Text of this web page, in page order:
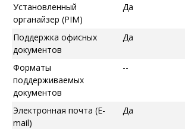
Установленный
органайзер (PIM)
Да
Поддержка офисных
документов
Да
Форматы
поддерживаемых
документов
--
Электронная почта (E-
mail)
Да